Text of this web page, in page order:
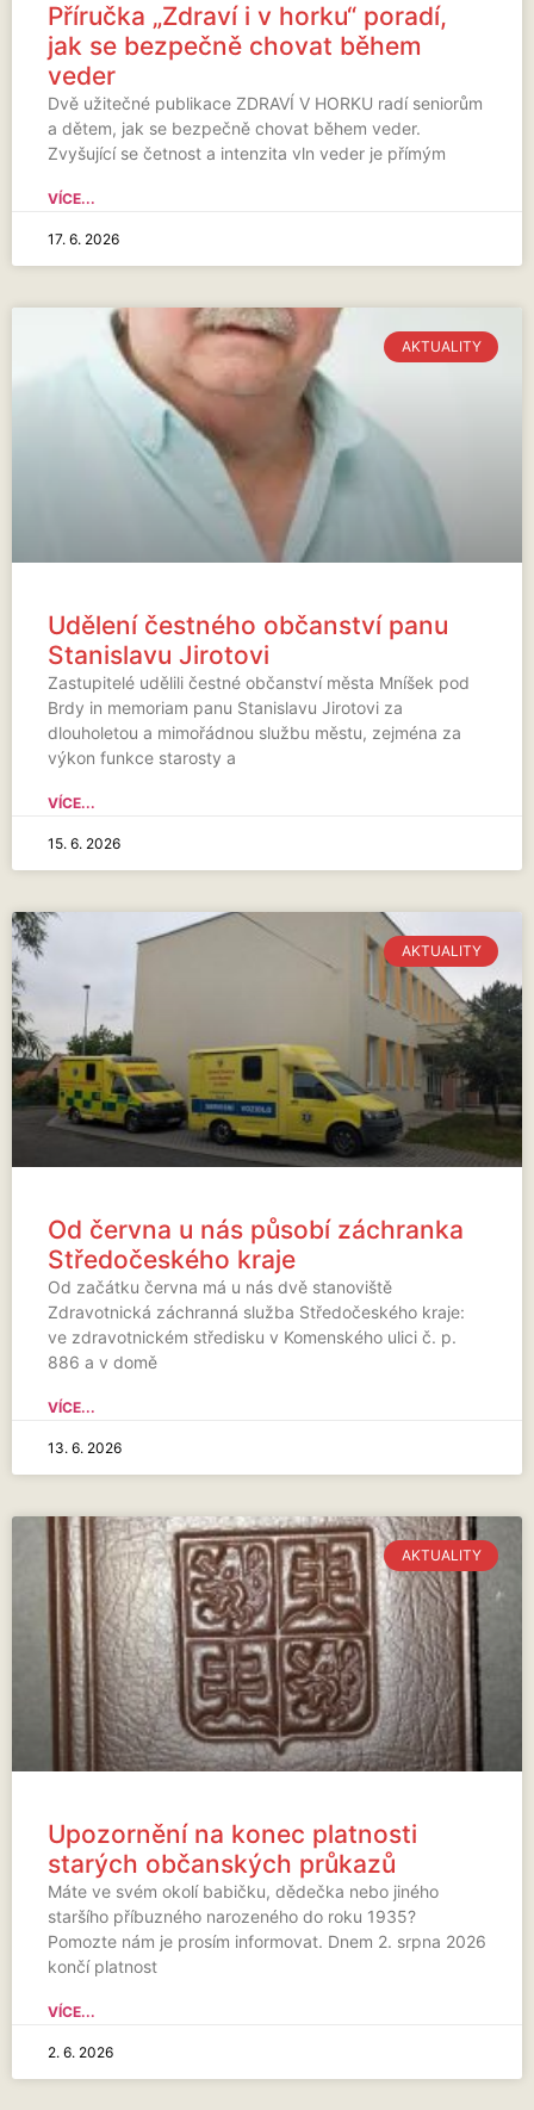
Příručka „Zdraví i v horku“ poradí,
jak se bezpečně chovat během
veder
Dvě užitečné publikace ZDRAVÍ V HORKU radí seniorům
a dětem, jak se bezpečně chovat během veder.
Zvyšující se četnost a intenzita vln veder je přímým
VÍCE...
17. 6. 2026
AKTUALITY
Udělení čestného občanství panu
Stanislavu Jirotovi
Zastupitelé udělili čestné občanství města Mníšek pod
Brdy in memoriam panu Stanislavu Jirotovi za
dlouholetou a mimořádnou službu městu, zejména za
výkon funkce starosty a
VÍCE...
15. 6. 2026
AKTUALITY
Od června u nás působí záchranka
Středočeského kraje
Od začátku června má u nás dvě stanoviště
Zdravotnická záchranná služba Středočeského kraje:
ve zdravotnickém středisku v Komenského ulici č. p.
886 a v domě
VÍCE...
13. 6. 2026
AKTUALITY
Upozornění na konec platnosti
starých občanských průkazů
Máte ve svém okolí babičku, dědečka nebo jiného
staršího příbuzného narozeného do roku 1935?
Pomozte nám je prosím informovat. Dnem 2. srpna 2026
končí platnost
VÍCE...
2. 6. 2026